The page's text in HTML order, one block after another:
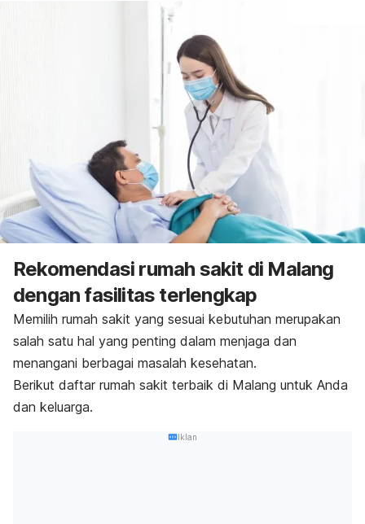
Rekomendasi rumah sakit di Malang
dengan fasilitas terlengkap
Memilih rumah sakit yang sesuai kebutuhan merupakan
salah satu hal yang penting dalam menjaga dan
menangani berbagai masalah kesehatan.
Berikut daftar rumah sakit terbaik di Malang untuk Anda
dan keluarga.
Iklan